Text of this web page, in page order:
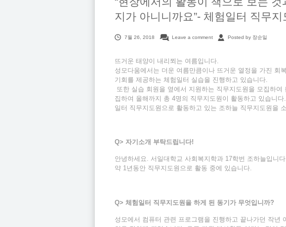
지가 아니니까요”- 체험일터 직무
7월 26, 2018 Leave a comment Posted by 장순일
뜨거운 태양이 내리쬐는 여름입니다.
성모다움에서는 더운 여름만큼이나 뜨거운 열정을 가진 회
기회를 제공하는 체험일터 실습을 진행하고 있습니다.
또한 실습 회원을 옆에서 지원하는 직무지도원을 모집하
집하여 올해까지 총 4명의 직무지도원이 활동하고 있습니
일터 직무지도원으로 활동하고 있는 조하늘 직무지도원을
Q> 자기소개 부탁드립니다!
안녕하세요. 서일대학교 사회복지학과 17학번 조하늘입니
약 1년동안 직무지도원으로 활동 중에 있습니다.
Q> 체험일터 직무지도원을 하게 된 동기가 무엇입니까?
성모에서 컴퓨터 관련 프로그램을 진행하고 끝나가던 작년